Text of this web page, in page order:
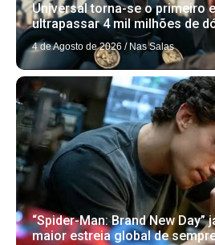
Universal torna-se o primeiro
ultrapassar 4 mil milhões de
4 de Agosto de 2026 / Nas Salas
“Spider-Man: Brand New Day”
maior estreia global de